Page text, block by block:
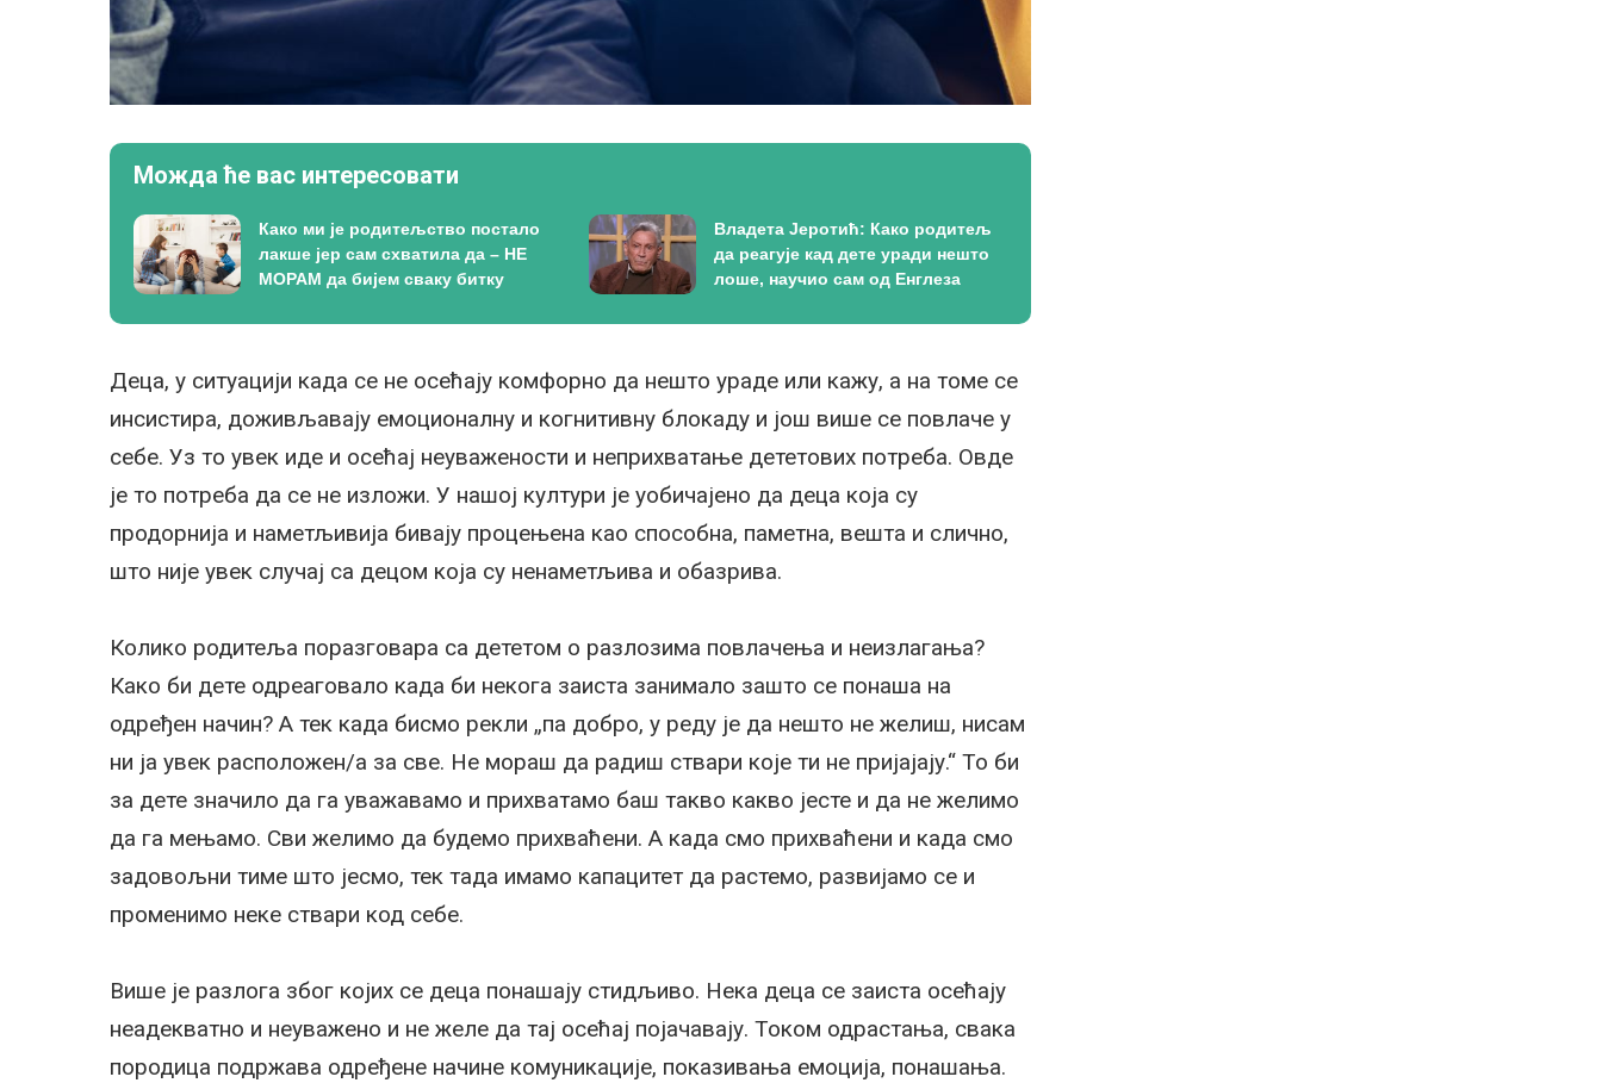
Можда ће вас интересовати
Како ми је родитељство постало
лакше јер сам схватила да – НЕ
МОРАМ да бијем сваку битку
Владета Јеротић: Како родитељ
да реагује кад дете уради нешто
лоше, научио сам од Енглеза
Деца, у ситуацији када се не осећају комфорно да нешто ураде или кажу, а на томе се
инсистира, доживљавају емоционалну и когнитивну блокаду и још више се повлаче у
себе. Уз то увек иде и осећај неуважености и неприхватање дететових потреба. Овде
је то потреба да се не изложи. У нашој култури је уобичајено да деца која су
продорнија и наметљивија бивају процењена као способна, паметна, вешта и слично,
што није увек случај са децом која су ненаметљива и обазрива.
Колико родитеља поразговара са дететом о разлозима повлачења и неизлагања?
Како би дете одреаговало када би некога заиста занимало зашто се понаша на
одређен начин? А тек када бисмо рекли „па добро, у реду је да нешто не желиш, нисам
ни ја увек расположен/а за све. Не мораш да радиш ствари које ти не пријајају.“ То би
за дете значило да га уважавамо и прихватамо баш такво какво јесте и да не желимо
да га мењамо. Сви желимо да будемо прихваћени. А када смо прихваћени и када смо
задовољни тиме што јесмо, тек тада имамо капацитет да растемо, развијамо се и
променимо неке ствари код себе.
Више је разлога због којих се деца понашају стидљиво. Нека деца се заиста осећају
неадекватно и неуважено и не желе да тај осећај појачавају. Током одрастања, свака
породица подржава одређене начине комуникације, показивања емоција, понашања.